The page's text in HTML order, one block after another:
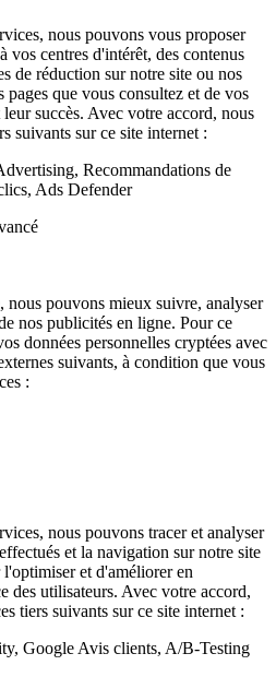
nous pouvons vous proposer
vos centres d'intérêt, des contenus
de réduction sur notre site ou nos
que vous consultez et de vos
succès. Avec votre accord, nous
suivants sur ce site internet :
Recommandations de
Ads Defender
nous pouvons mieux suivre, analyser
nos publicités en ligne. Pour ce
données personnelles cryptées avec
suivants, à condition que vous
:
nous pouvons tracer et analyser
et la navigation sur notre site
et d'améliorer en
des utilisateurs. Avec votre accord,
tiers suivants sur ce site internet :
Google Avis clients, A/B-Testing